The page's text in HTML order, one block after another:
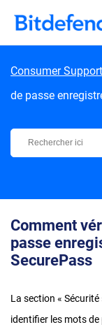
Consumer Support
de passe
Centre d'Assistance
Comment
passe
SecurePass
La section «
identifier les mots